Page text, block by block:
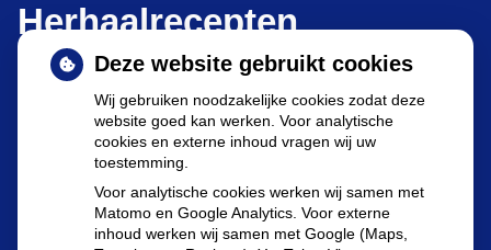
Herhaalrecepten
Deze website gebruikt cookies
Wij gebruiken noodzakelijke cookies zodat deze
website goed kan werken. Voor analytische
cookies en externe inhoud vragen wij uw
toestemming.
Voor analytische cookies werken wij samen met
Matomo en Google Analytics. Voor externe
inhoud werken wij samen met Google (Maps,